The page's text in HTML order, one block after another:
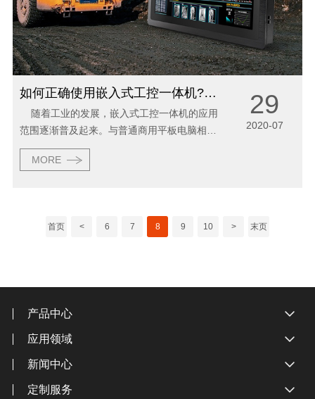
如何正确使用嵌入式工控一体机?这些注意事项你了解多少!
随着工业的发展，嵌入式工控一体机的应用
范围逐渐普及起来。与普通商用平板电脑相
比，应对工业恶劣环境，嵌入式工控一体机的
性能更加稳定，并可支持多种安装方式，嵌入
MORE
29
2020-07
首页 < 6 7 8 9 10 > 末页
产品中心
应用领域
新闻中心
定制服务